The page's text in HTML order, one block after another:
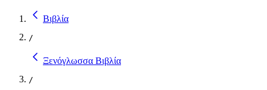
Βιβλία
/
Ξενόγλωσσα Βιβλία
/